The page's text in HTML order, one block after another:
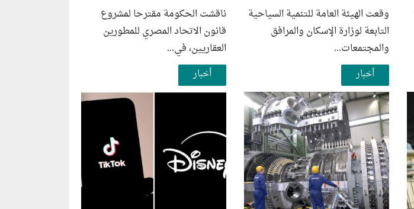
وقعت الهيئة العامة للتنمية السياحية
التابعة لوزارة الإسكان والمرافق
والمجتمعات...
ناقشت الحكومة مقترحا لمشروع
قانون الاتحاد المصري للمطورين
العقاريين، في...
أخبار أخبار